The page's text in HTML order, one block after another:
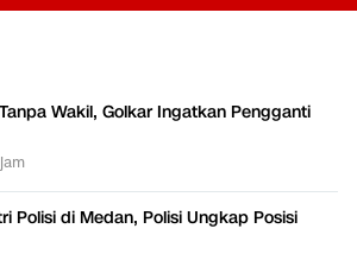
Wakil, Golkar Ingatkan Pengganti
Polisi di Medan, Polisi Ungkap Posisi